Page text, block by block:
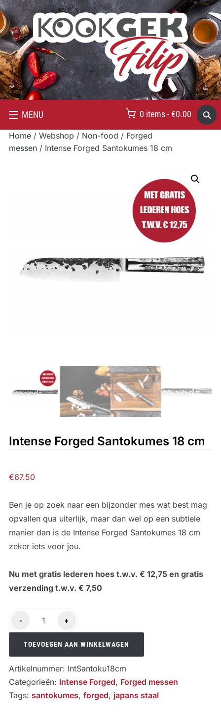
MENU 0 items - €0.00
Home/ Webshop / Non-food / Forged
messen/ Intense Forged Santokumes 18 cm
Intense Forged Santokumes 18 cm
€67.50
Ben je op zoek naar een bijzonder mes wat best mag
opvallen qua uiterlijk, maar dan wel op een subtiele
manier dan is de Intense Forged Santokumes 18 cm
zeker iets voor jou.
Nu met gratis lederen hoes t.w.v. € 12,75 en gratis
verzending t.w.v. € 7,50
-
Forged
Santokumes
18
cm
aantal
+
TOEVOEGEN AAN WINKELWAGEN
Artikelnummer: IntSantoku18cm
Categorieën: Intense Forged, Forged messen
Tags: santokumes, forged, japans staal